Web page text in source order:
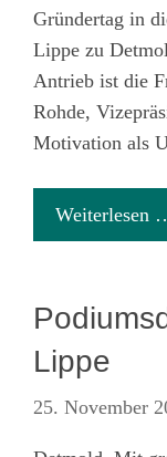
Gründertag in
Lippe zu
Antrieb ist die
Rohde,
Motivation als
Weiterlesen
Lippe
25. November